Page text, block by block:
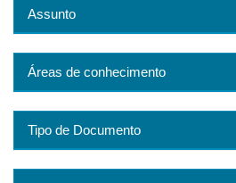
Assunto
Áreas de conhecimento
Tipo de Documento